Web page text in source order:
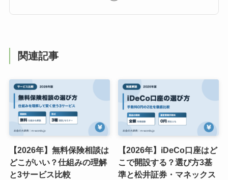
関連記事
【2026年】無料保険相談は
どこがいい？仕組みの理解
と3サービス比較
【2026年】iDeCo口座はど
こで開設する？選び方3基
準と松井証券・マネックス